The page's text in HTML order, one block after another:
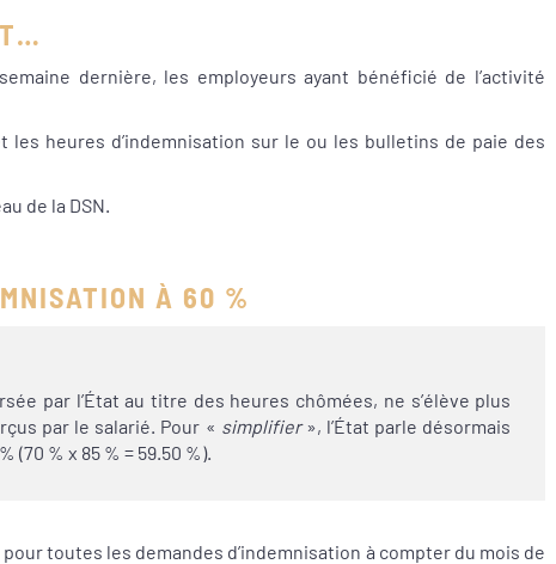
dernière, les employeurs ayant bénéficié de l’activité
les heures d’indemnisation sur le ou les bulletins de paie des
de la DSN.
À 60 %
par l’État au titre des heures chômées, ne s’élève plus
par le salarié. Pour « simplifier », l’État parle désormais
(70 % x 85 % = 59.50 %).
toutes les demandes d’indemnisation à compter du mois de